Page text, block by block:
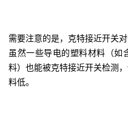
需要注意的是，克特接近开关
虽然一些导电的塑料材料（如
料）也能被克特接近开关检测
料低。